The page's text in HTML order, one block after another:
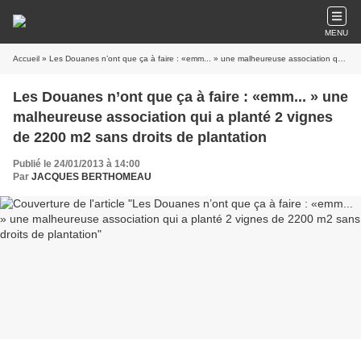
MENU
Accueil » Les Douanes n’ont que ça à faire : «emm... » une malheureuse association qui a planté 2 vignes de 2200 m2 sans droits de plantation
Les Douanes n’ont que ça à faire : «emm... » une
malheureuse association qui a planté 2 vignes
de 2200 m2 sans droits de plantation
Publié le 24/01/2013 à 14:00
Par JACQUES BERTHOMEAU